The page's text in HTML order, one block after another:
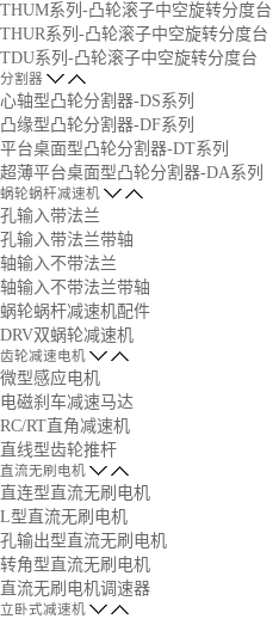
THUM系列-凸轮滚子中空旋转分度台
THUR系列-凸轮滚子中空旋转分度台
TDU系列-凸轮滚子中空旋转分度台
分割器
心轴型凸轮分割器-DS系列
凸缘型凸轮分割器-DF系列
平台桌面型凸轮分割器-DT系列
超薄平台桌面型凸轮分割器-DA系列
蜗轮蜗杆减速机
孔输入带法兰
孔输入带法兰带轴
轴输入不带法兰
轴输入不带法兰带轴
蜗轮蜗杆减速机配件
DRV双蜗轮减速机
齿轮减速电机
微型感应电机
电磁刹车减速马达
RC/RT直角减速机
直线型齿轮推杆
直流无刷电机
直连型直流无刷电机
L型直流无刷电机
孔输出型直流无刷电机
转角型直流无刷电机
直流无刷电机调速器
立卧式减速机